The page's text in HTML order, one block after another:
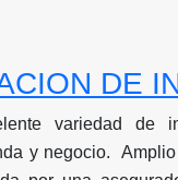
DE
variedad de
y negocio.